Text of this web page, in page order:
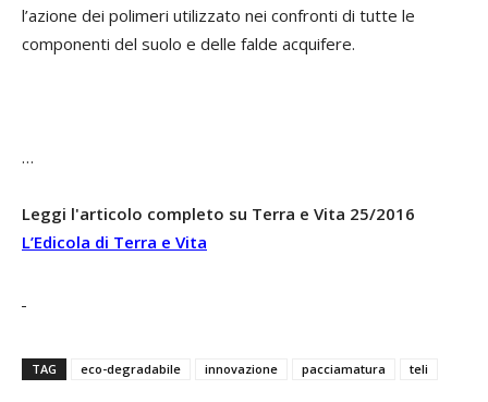
l’azione dei polimeri utilizzato nei confronti di tutte le
componenti del suolo e delle falde acquifere.
…
Leggi l'articolo completo su Terra e Vita 25/2016
L’Edicola di Terra e Vita
TAG eco-degradabile innovazione pacciamatura teli